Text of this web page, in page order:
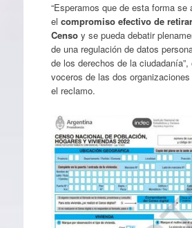
“Esperamos que de esta forma se
el compromiso efectivo de
Censoy se pueda debatir
de una regulación de datos
de los derechos de la ciudadanía”,
voceros de las dos
el reclamo.